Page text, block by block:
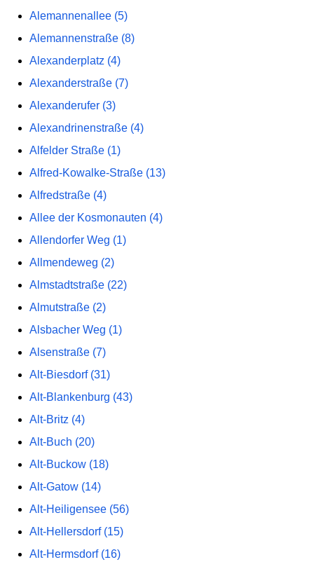
Alemannenallee (5)
Alemannenstraße (8)
Alexanderplatz (4)
Alexanderstraße (7)
Alexanderufer (3)
Alexandrinenstraße (4)
Alfelder Straße (1)
Alfred-Kowalke-Straße (13)
Alfredstraße (4)
Allee der Kosmonauten (4)
Allendorfer Weg (1)
Allmendeweg (2)
Almstadtstraße (22)
Almutstraße (2)
Alsbacher Weg (1)
Alsenstraße (7)
Alt-Biesdorf (31)
Alt-Blankenburg (43)
Alt-Britz (4)
Alt-Buch (20)
Alt-Buckow (18)
Alt-Gatow (14)
Alt-Heiligensee (56)
Alt-Hellersdorf (15)
Alt-Hermsdorf (16)